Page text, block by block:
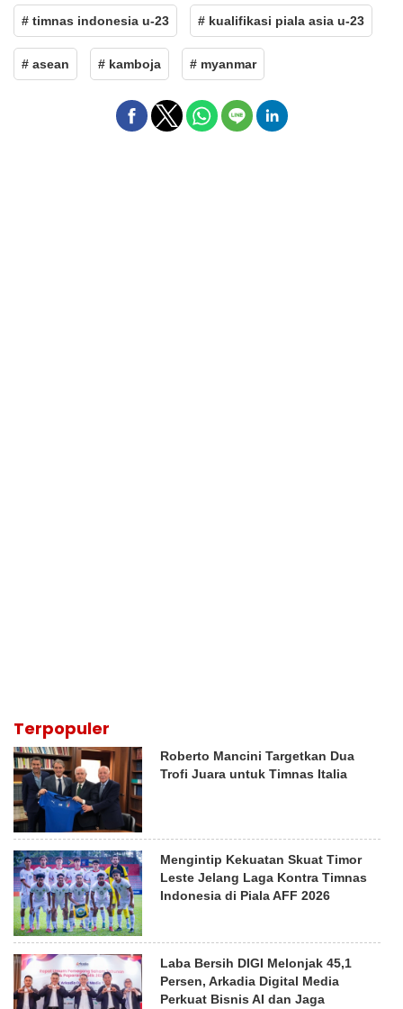
# timnas indonesia u-23 # kualifikasi piala asia u-23
# asean # kamboja # myanmar
Terpopuler
Roberto Mancini Targetkan Dua
Trofi Juara untuk Timnas Italia
Mengintip Kekuatan Skuat Timor
Leste Jelang Laga Kontra Timnas
Indonesia di Piala AFF 2026
Laba Bersih DIGI Melonjak 45,1
Persen, Arkadia Digital Media
Perkuat Bisnis AI dan Jaga